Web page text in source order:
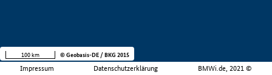
Impressum Datenschutzerklärung BMWi.de, 2021 ©
100 km © Geobasis-DE / BKG 2015